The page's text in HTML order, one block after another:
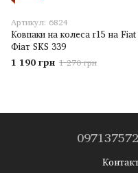
Артикул: 6824
Ковпаки на колеса r15 на
Фіат SKS 339
1 190 грн 1 270 грн